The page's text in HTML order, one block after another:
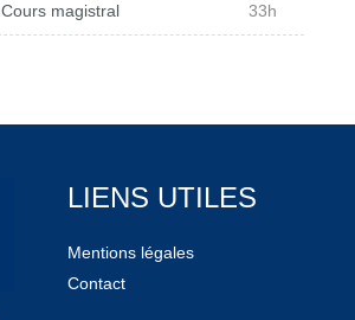
Cours magistral 33h
LIENS UTILES
Mentions légales
Contact